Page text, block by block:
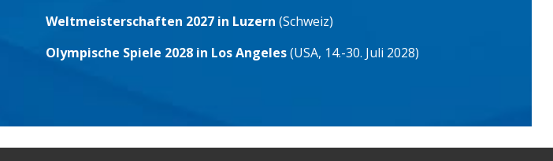
Weltmeisterschaften 2027 in Luzern (Schweiz)
Olympische Spiele 2028 in Los Angeles(USA, 14.-30. Juli 2028)